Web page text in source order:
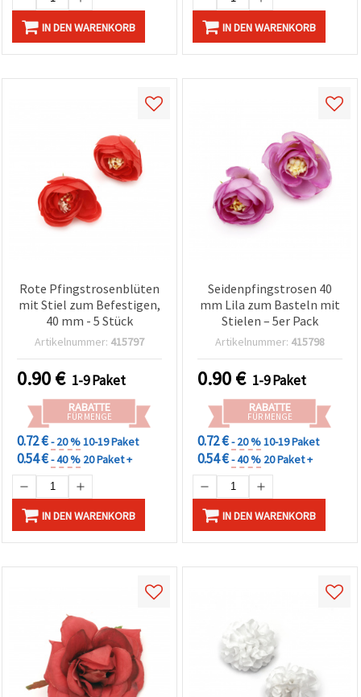
IN DEN WARENKORB IN DEN WARENKORB
Rote Pfingstrosenblüten
mit Stiel zum Befestigen,
40 mm - 5 Stück
Artikelnummer: 415797
0.90€ 1-9 Paket
RABATTE
FÜR MENGE
0.72 €- 20 %10-19 Paket
0.54 €- 40 % 20 Paket +
IN DEN WARENKORB
Seidenpfingstrosen 40
mm Lila zum Basteln mit
Stielen – 5er Pack
Artikelnummer: 415798
0.90€ 1-9 Paket
RABATTE
FÜR MENGE
0.72 €- 20 %10-19 Paket
0.54 €- 40 % 20 Paket +
IN DEN WARENKORB